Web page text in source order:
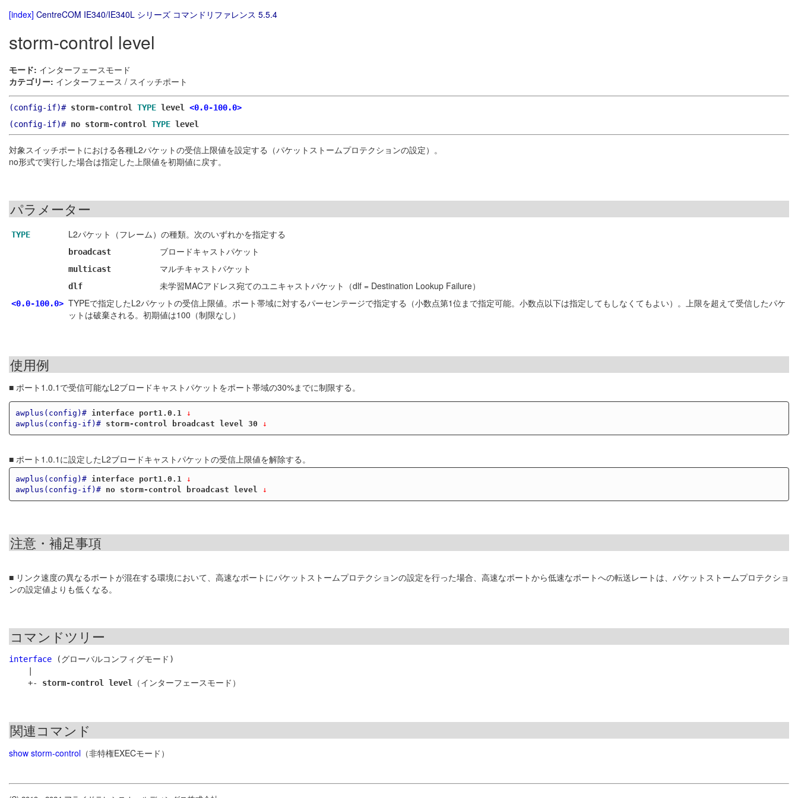
[index] CentreCOM IE340/IE340L シリーズ コマンドリファレンス 5.5.4
storm-control level
モード: インターフェースモード
カテゴリー: インターフェース / スイッチポート
(config-if)# storm-control TYPE level <0.0-100.0>
(config-if)# no storm-control TYPE level
対象スイッチポートにおける各種L2パケットの受信上限値を設定する（パケットストームプロテクションの設定）。
no形式で実行した場合は指定した上限値を初期値に戻す。
パラメーター
TYPE L2パケット（フレーム）の種類。次のいずれかを指定する
broadcast ブロードキャストパケット
multicast マルチキャストパケット
dlf 未学習MACアドレス宛てのユニキャストパケット（dlf = Destination Lookup Failure）
<0.0-100.0> TYPEで指定したL2パケットの受信上限値。ポート帯域に対するパーセンテージで指定する（小数点第1位まで指定可能。小数点以下は指定してもしなくてもよい）。上限を超えて受信したパケ
ットは破棄される。初期値は100（制限なし）
使用例
■ ポート1.0.1で受信可能なL2ブロードキャストパケットをポート帯域の30%までに制限する。
awplus(config)# interface port1.0.1
↓
awplus(config-if)#
storm-control broadcast level 30 ↓
■ ポート1.0.1に設定したL2ブロードキャストパケットの受信上限値を解除する。
awplus(config)# interface port1.0.1
↓
awplus(config-if)#
no storm-control broadcast level ↓
注意・補足事項
■ リンク速度の異なるポートが混在する環境において、高速なポートにパケットストームプロテクションの設定を行った場合、高速なポートから低速なポートへの転送レートは、パケットストームプロテクショ
ンの設定値よりも低くなる。
コマンドツリー
interface (グローバルコンフィグモード)
    +-
storm-control level
関連コマンド
show storm-control （非特権EXECモード）